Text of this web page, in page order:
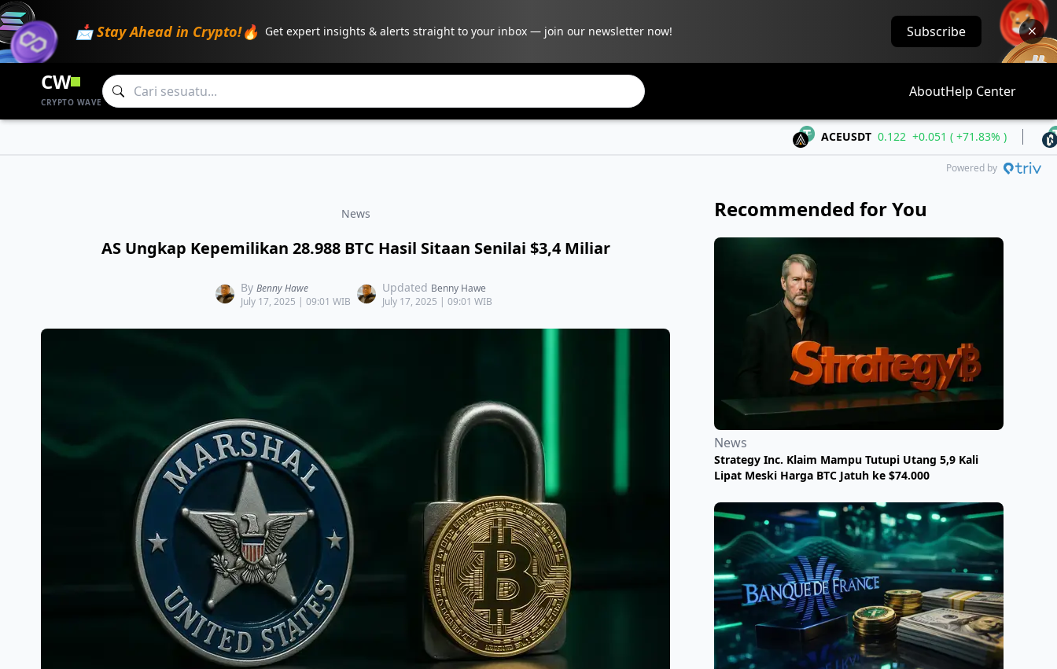
📩 Stay Ahead in Crypto!🔥 Get expert insights & alerts straight to your inbox — join our newsletter now! Subscribe
CW
CRYPTO WAVE
AboutHelp Center
ACEUSDT 0.122 +0.051 ( +71.83% )
Powered by
News
AS Ungkap Kepemilikan 28.988 BTC Hasil Sitaan Senilai $3,4 Miliar
By Benny Hawe
July 17, 2025 | 09:01 WIB
Updated Benny Hawe
July 17, 2025 | 09:01 WIB
Recommended for You
News
Strategy Inc. Klaim Mampu Tutupi Utang 5,9 Kali
Lipat Meski Harga BTC Jatuh ke $74.000